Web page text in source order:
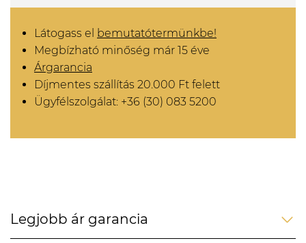
Látogass el bemutatótermünkbe!
Megbízható minőség már 15 éve
Árgarancia
Díjmentes szállítás 20.000 Ft felett
Ügyfélszolgálat: +36 (30) 083 5200
Legjobb ár garancia